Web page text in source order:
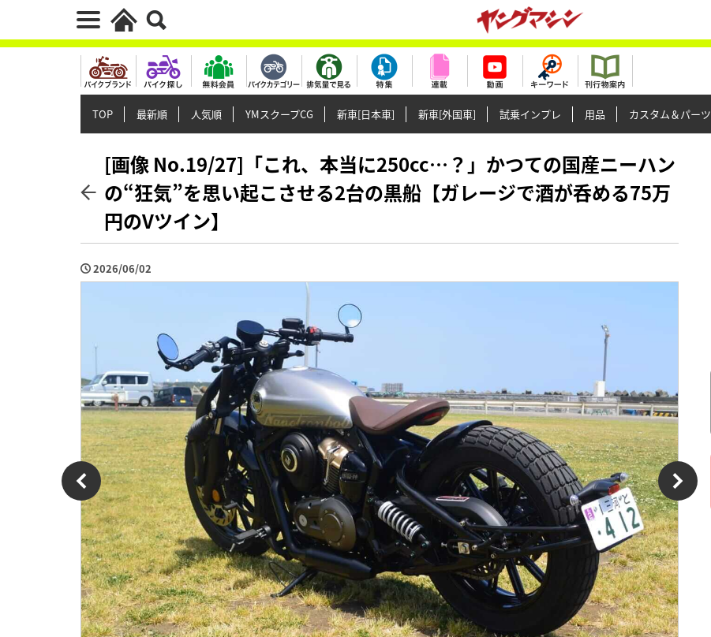
TOP 最新順 人気順 YMスクープCG 新車[日本車] 新車[外国車] 試乗インプレ 用品 カスタム＆パーツ
[画像 No.19/27]「これ、本当に250cc…？」かつての国産ニーハン
の“狂気”を思い起こさせる2台の黒船【ガレージで酒が呑める75万
円のVツイン】
2026/06/02